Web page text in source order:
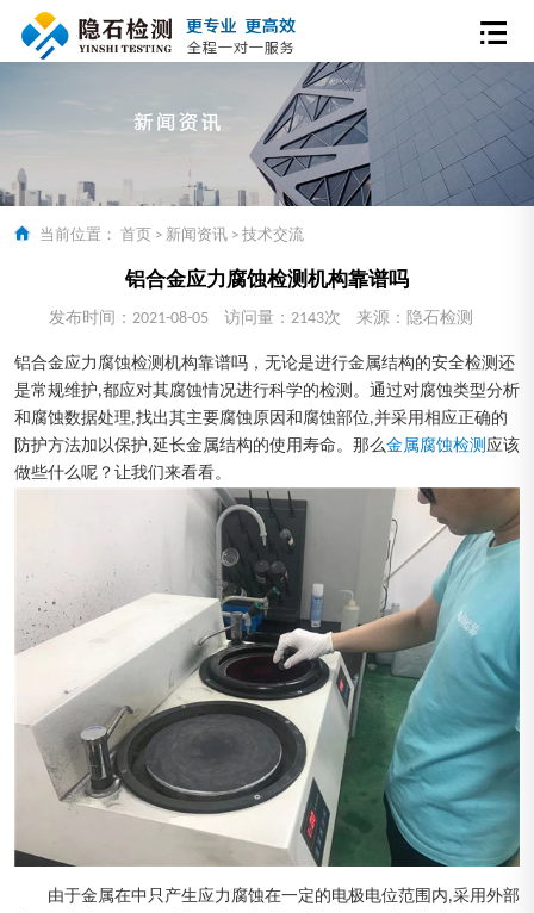
当前位置： 首页 > 新闻资讯 > 技术交流
铝合金应力腐蚀检测机构靠谱吗
发布时间：2021-08-05 访问量：2143次 来源：隐石检测
铝合金应力腐蚀检测机构靠谱吗，无论是进行金属结构的安全检测还
是常规维护,都应对其腐蚀情况进行科学的检测。通过对腐蚀类型分析
和腐蚀数据处理,找出其主要腐蚀原因和腐蚀部位,并采用相应正确的
防护方法加以保护,延长金属结构的使用寿命。那么金属腐蚀检测 应该
做些什么呢？让我们来看看。
由于金属在中只产生应力腐蚀在一定的电极电位范围内,采用外部